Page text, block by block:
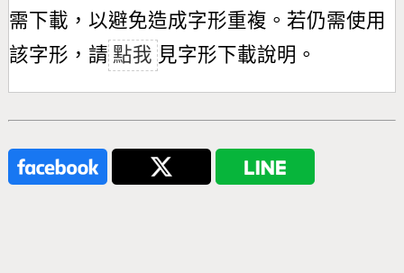
需下載，以避免造成字形重複。若仍需使用
該字形，請 點我 見字形下載說明。